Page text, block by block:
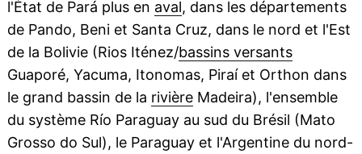
l'État de Pará plus en aval, dans les départements
de Pando, Beni et Santa Cruz, dans le nord et l'Est
de la Bolivie (Rios Iténez/bassins versants
Guaporé, Yacuma, Itonomas, Piraí et Orthon dans
le grand bassin de la rivièreMadeira), l'ensemble
du système Río Paraguay au sud du Brésil (Mato
Grosso do Sul), le Paraguay et l'Argentine du nord-